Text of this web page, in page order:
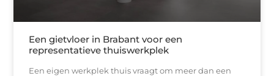
Een gietvloer in Brabant voor een
representatieve thuiswerkplek
Een eigen werkplek thuis vraagt om meer dan een